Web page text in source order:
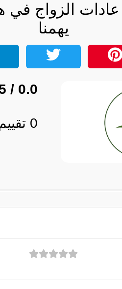
الزواج في
يهمنا
0.0
/ 5
0